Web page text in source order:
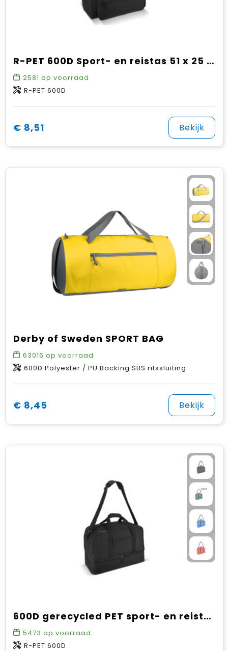
R-PET 600D Sport- en reistas 51 x 25 x 29 cm 37 L
2581 op voorraad
R-PET 600D
€ 8,51 Bekijk
Derby of Sweden SPORT BAG
63016 op voorraad
600D Polyester / PU Backing SBS ritssluiting
€ 8,45 Bekijk
600D gerecycled PET sport- en reistas 55.5 x 25 x 36 cm 50 L
5473 op voorraad
R-PET 600D